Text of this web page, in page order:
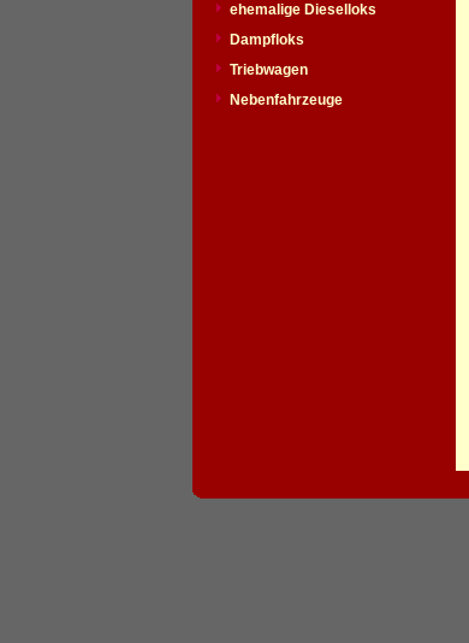
ehemalige Dieselloks
Dampfloks
Triebwagen
Nebenfahrzeuge